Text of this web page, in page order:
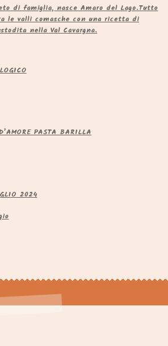
di famiglia, nasce Amaro del Lago.​Tutto
le valli comasche con una ricetta di
nella Val Cavargna.
PASTA BARILLA
2024